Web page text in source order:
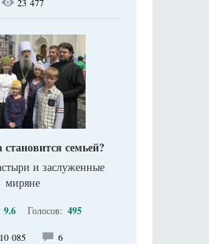
семьей?
и заслуженные
миряне
9.6 Голосов: 495
10 085 6